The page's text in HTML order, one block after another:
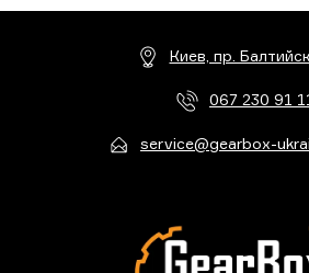
Киев, пр.
067 230 91
service@gearbox-